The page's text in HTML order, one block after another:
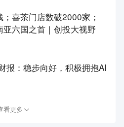
喜茶门店数破2000家；
六国之首｜创投大视野
报：稳步向好，积极拥抱AI
看更多